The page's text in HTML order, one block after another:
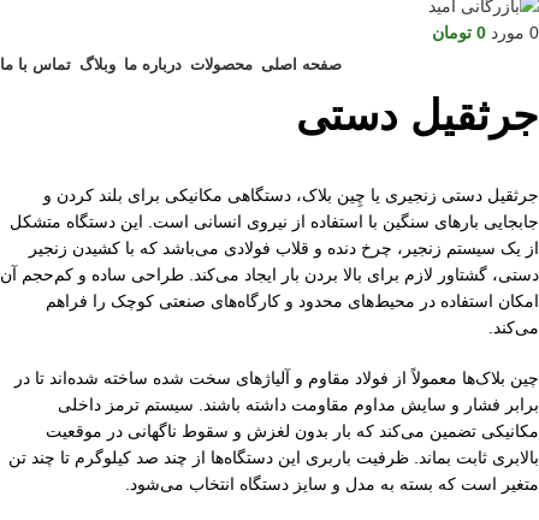
0 مورد 0 تومان
صفحه اصلی محصولات درباره ما وبلاگ تماس با ما
جرثقیل دستی
جرثقیل دستی زنجیری یا چِین بلاک، دستگاهی مکانیکی برای بلند کردن و
جابجایی بارهای سنگین با استفاده از نیروی انسانی است. این دستگاه متشکل
از یک سیستم زنجیر، چرخ دنده و قلاب فولادی می‌باشد که با کشیدن زنجیر
دستی، گشتاور لازم برای بالا بردن بار ایجاد می‌کند. طراحی ساده و کم‌حجم آن
امکان استفاده در محیط‌های محدود و کارگاه‌های صنعتی کوچک را فراهم
می‌کند.
چین بلاک‌ها معمولاً از فولاد مقاوم و آلیاژهای سخت شده ساخته شده‌اند تا در
برابر فشار و سایش مداوم مقاومت داشته باشند. سیستم ترمز داخلی
مکانیکی تضمین می‌کند که بار بدون لغزش و سقوط ناگهانی در موقعیت
بالابری ثابت بماند. ظرفیت باربری این دستگاه‌ها از چند صد کیلوگرم تا چند تن
متغیر است که بسته به مدل و سایز دستگاه انتخاب می‌شود.